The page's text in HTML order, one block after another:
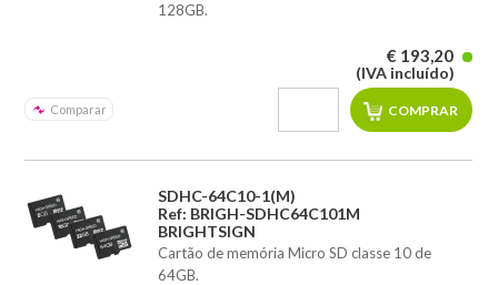
128GB.
Comparar
€ 193,20
(IVA incluído)
SDHC-64C10-1(M)
Ref: BRIGH-SDHC64C101M
BRIGHTSIGN
Cartão de memória Micro SD classe 10 de
64GB.